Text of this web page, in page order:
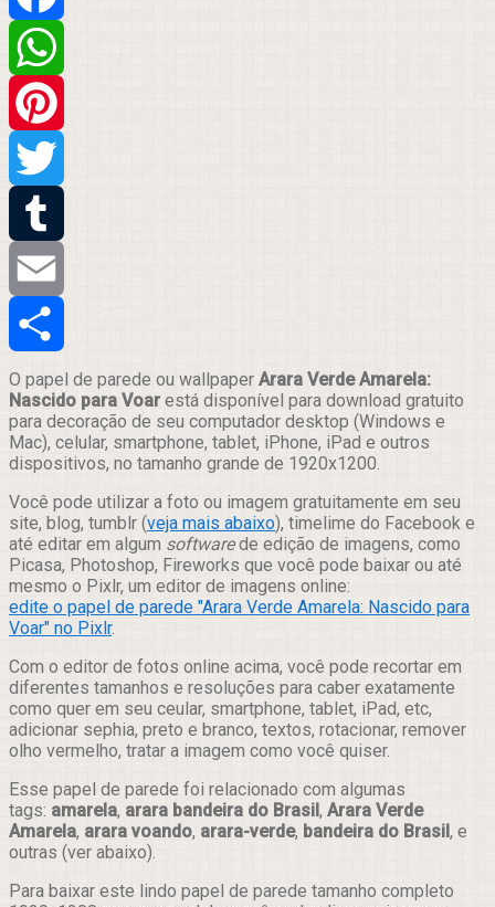
Facebook
WhatsApp
Pinterest
Twitter
Tumblr
Email
Compartilhar
O papel de parede ou wallpaper Arara Verde Amarela:
Nascido para Voarestá disponível para download gratuito
para decoração de seu computador desktop (Windows e
Mac), celular, smartphone, tablet, iPhone, iPad e outros
dispositivos, no tamanho grande de 1920x1200.
Você pode utilizar a foto ou imagem gratuitamente em seu
site, blog, tumblr (veja mais abaixo), timelime do Facebook e
até editar em algum softwarede edição de imagens, como
Picasa, Photoshop, Fireworks que você pode baixar ou até
mesmo o Pixlr, um editor de imagens online:
edite o papel de parede "Arara Verde Amarela: Nascido para
Voar" no Pixlr.
Com o editor de fotos online acima, você pode recortar em
diferentes tamanhos e resoluções para caber exatamente
como quer em seu ceular, smartphone, tablet, iPad, etc,
adicionar sephia, preto e branco, textos, rotacionar, remover
olho vermelho, tratar a imagem como você quiser.
Esse papel de parede foi relacionado com algumas
tags: amarela, arara bandeira do Brasil, Arara Verde
Amarela, arara voando, arara-verde, bandeira do Brasil, e
outras (ver abaixo).
Para baixar este lindo papel de parede tamanho completo